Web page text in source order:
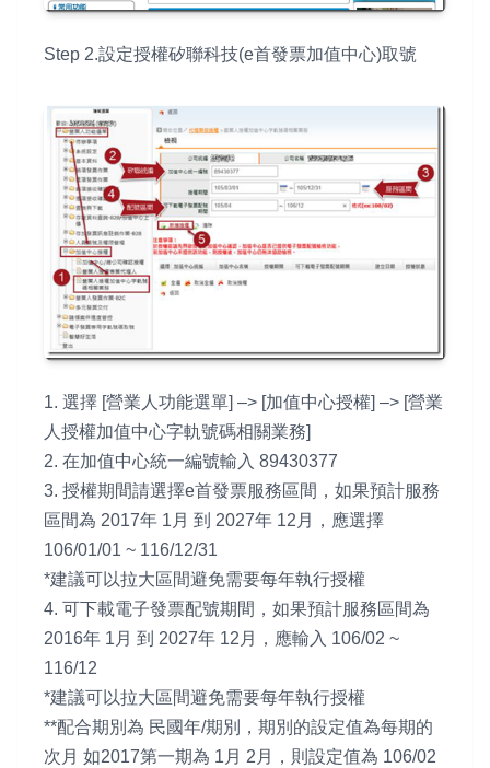
Step 2.設定授權矽聯科技(e首發票加值中心)取號
1. 選擇 [營業人功能選單] –> [加值中心授權] –> [營業
人授權加值中心字軌號碼相關業務]
2. 在加值中心統一編號輸入 89430377
3. 授權期間請選擇e首發票服務區間，如果預計服務
區間為 2017年 1月 到 2027年 12月，應選擇
106/01/01 ~ 116/12/31
*建議可以拉大區間避免需要每年執行授權
4. 可下載電子發票配號期間，如果預計服務區間為
2016年 1月 到 2027年 12月，應輸入 106/02 ~
116/12
*建議可以拉大區間避免需要每年執行授權
**配合期別為 民國年/期別，期別的設定值為每期的
次月 如2017第一期為 1月 2月，則設定值為 106/02